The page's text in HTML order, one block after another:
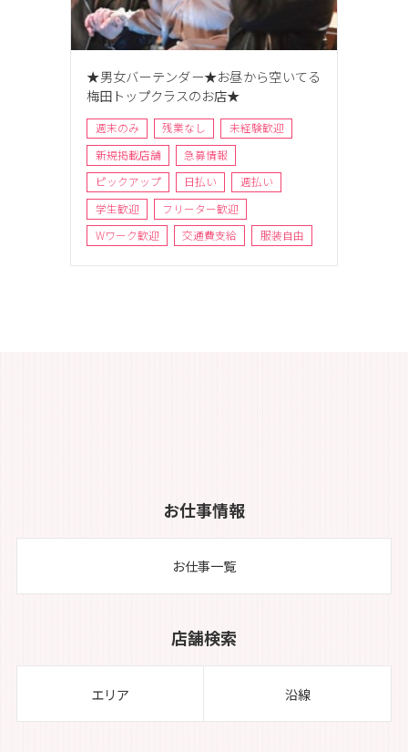
★男女バーテンダー★お昼から空いてる
梅田トップクラスのお店★
週末のみ 残業なし
未経験歓迎
新規掲載店舗
急募情報
ピックアップ
日払い
週払い
学生歓迎
フリーター歓迎
Wワーク歓迎
交通費支給 服装自由
お仕事情報
お仕事一覧
店舗検索
エリア 沿線